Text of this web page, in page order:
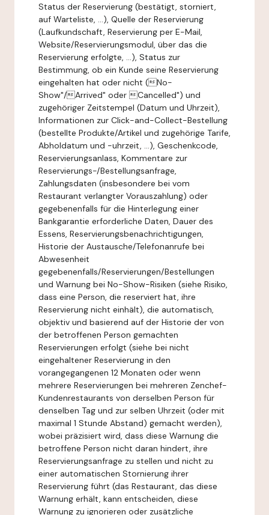
Status der Reservierung (bestätigt, storniert,
auf Warteliste, ...), Quelle der Reservierung
(Laufkundschaft, Reservierung per E-Mail,
Website/Reservierungsmodul, über das die
Reservierung erfolgte, ...), Status zur
Bestimmung, ob ein Kunde seine Reservierung
eingehalten hat oder nicht (No-
Show"/Arrived" oder Cancelled") und
zugehöriger Zeitstempel (Datum und Uhrzeit),
Informationen zur Click-and-Collect-Bestellung
(bestellte Produkte/Artikel und zugehörige Tarife,
Abholdatum und -uhrzeit, ...), Geschenkcode,
Reservierungsanlass, Kommentare zur
Reservierungs-/Bestellungsanfrage,
Zahlungsdaten (insbesondere bei vom
Restaurant verlangter Vorauszahlung) oder
gegebenenfalls für die Hinterlegung einer
Bankgarantie erforderliche Daten, Dauer des
Essens, Reservierungsbenachrichtigungen,
Historie der Austausche/Telefonanrufe bei
Abwesenheit
gegebenenfalls/Reservierungen/Bestellungen
und Warnung bei No-Show-Risiken (siehe Risiko,
dass eine Person, die reserviert hat, ihre
Reservierung nicht einhält), die automatisch,
objektiv und basierend auf der Historie der von
der betroffenen Person gemachten
Reservierungen erfolgt (siehe bei nicht
eingehaltener Reservierung in den
vorangegangenen 12 Monaten oder wenn
mehrere Reservierungen bei mehreren Zenchef-
Kundenrestaurants von derselben Person für
denselben Tag und zur selben Uhrzeit (oder mit
maximal 1 Stunde Abstand) gemacht werden),
wobei präzisiert wird, dass diese Warnung die
betroffene Person nicht daran hindert, ihre
Reservierungsanfrage zu stellen und nicht zu
einer automatischen Stornierung ihrer
Reservierung führt (das Restaurant, das diese
Warnung erhält, kann entscheiden, diese
Warnung zu ignorieren oder zusätzliche